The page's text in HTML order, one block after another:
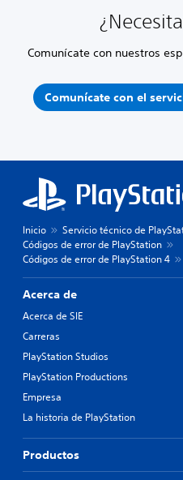
Comunícate con nuestros
Comunícate con el
Inicio
Servicio técnico de
Códigos de error de PlayStation
Códigos de error de PlayStation 4
Acerca de
Acerca de SIE
Carreras
PlayStation Studios
PlayStation Productions
Empresa
La historia de PlayStation
Productos